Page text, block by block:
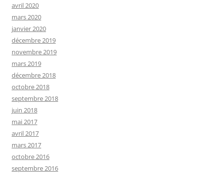
avril 2020
mars 2020
janvier 2020
décembre 2019
novembre 2019
mars 2019
décembre 2018
octobre 2018
septembre 2018
juin 2018
mai 2017
avril 2017
mars 2017
octobre 2016
septembre 2016